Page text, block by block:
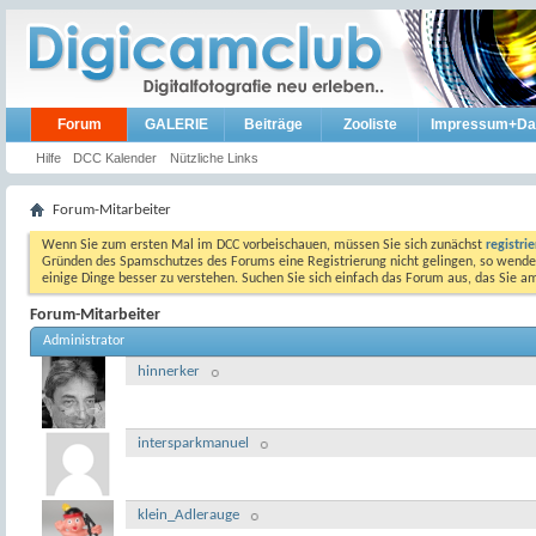
Forum
Hilfe DCC Kalender Nützliche Links
GALERIE Beiträge Zooliste
Forum-Mitarbeiter
Wenn Sie zum ersten Mal im DCC vorbeischauen, müssen Sie sich zunächst
Gründen des Spamschutzes des Forums eine Registrierung nicht gelingen, so
einige Dinge besser zu verstehen. Suchen Sie sich einfach das Forum aus, das
Forum-Mitarbeiter
Administrator
hinnerker
intersparkmanuel
klein_Adlerauge